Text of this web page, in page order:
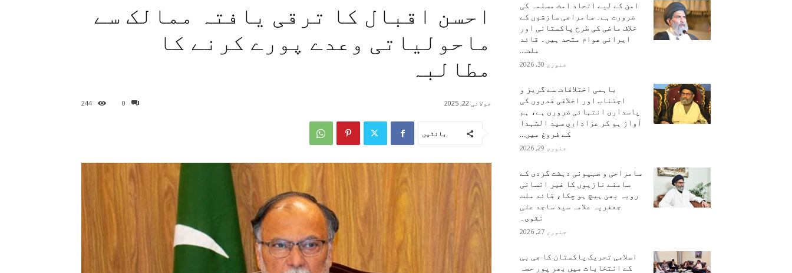
احسن اقبال کا ترقی یافتہ ممالک سے
ماحولیاتی وعدے پورے کرنے کا
مطالبہ
0
244 جولائی 22, 2025
بانٹیں
امن کے لیے اتحاد امت مسلمہ کی
ضرورت ہے۔ سامراجی سازشوں کے
خلاف ماضی کی طرح پاکستانی اور
ایرانی عوام متحد ہیں۔ قائد
ملت...
جنوری 30, 2026
باہمی اختلافات سے گریز و
اجتناب اور اخلاقی قدروں کی
پاسداری انتہائی ضروری ہے، ہم
آواز ہو کر عزاداریِ سید الشہدا
کے فروغ میں...
جنوری 29, 2026
سامراجی و صہیونی دہشت گردی کے
سامنے نازیوں کا غیر انسانی
رویہ بھی ہیچ ہو چکا، قائد ملت
جعفریہ علامہ سید ساجد علی
نقوی۔
جنوری 27, 2026
اسلامی تحریک پاکستان کا جی بی
کے انتخابات میں بھر پور حصہ